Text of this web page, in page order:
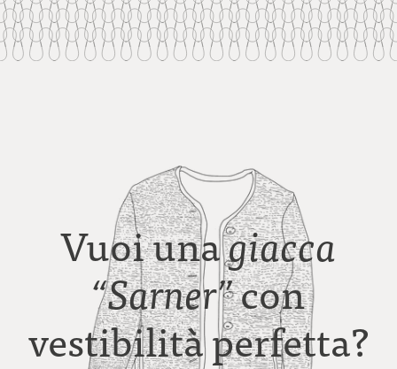
Vuoi unagiacca
“Sarner”con
vestibilità perfetta?